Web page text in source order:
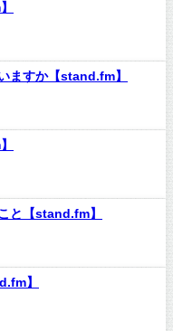
ますか【stand.fm】
と【stand.fm】
】